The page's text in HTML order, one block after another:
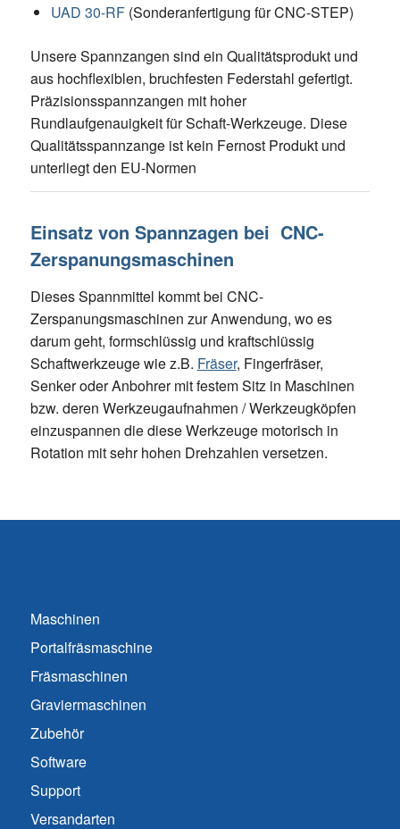
UAD 30-RF(Sonderanfertigung für CNC-STEP)
Unsere Spannzangen sind ein Qualitätsprodukt und
aus hochflexiblen, bruchfesten Federstahl gefertigt.
Präzisionsspannzangen mit hoher
Rundlaufgenauigkeit für Schaft-Werkzeuge. Diese
Qualitätsspannzange ist kein Fernost Produkt und
unterliegt den EU-Normen
Einsatz von Spannzagen bei CNC-
Zerspanungsmaschinen
Dieses Spannmittel kommt bei CNC-
Zerspanungsmaschinen zur Anwendung, wo es
darum geht, formschlüssig und kraftschlüssig
Schaftwerkzeuge wie z.B. Fräser, Fingerfräser,
Senker oder Anbohrer mit festem Sitz in Maschinen
bzw. deren Werkzeugaufnahmen / Werkzeugköpfen
einzuspannen die diese Werkzeuge motorisch in
Rotation mit sehr hohen Drehzahlen versetzen.
Maschinen
Portalfräsmaschine
Fräsmaschinen
Graviermaschinen
Zubehör
Software
Support
Versandarten